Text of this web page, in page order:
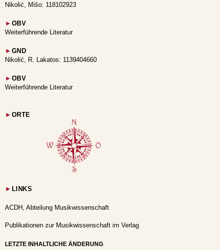
Nikolić, Mišo: 118102923
► OBV
Weiterführende Literatur
► GND
Nikolić, R. Lakatos: 1139404660
► OBV
Weiterführende Literatur
► ORTE
► LINKS
ACDH, Abteilung Musikwissenschaft
Publikationen zur Musikwissenschaft im Verlag
LETZTE INHALTLICHE ÄNDERUNG